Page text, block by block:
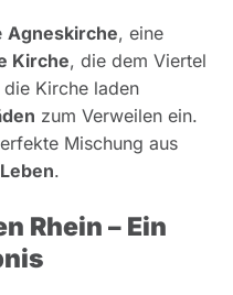
Agneskirche, eine
Kirche, die dem Viertel
Kirche laden
zum Verweilen ein.
Mischung aus
.
Rhein – Ein